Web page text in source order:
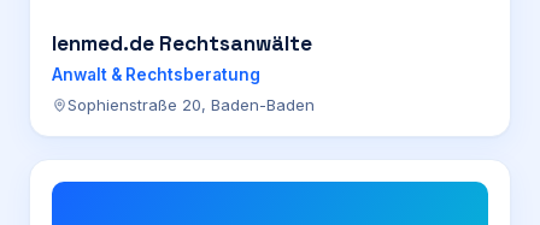
lenmed.de Rechtsanwälte
Anwalt & Rechtsberatung
Sophienstraße 20, Baden-Baden